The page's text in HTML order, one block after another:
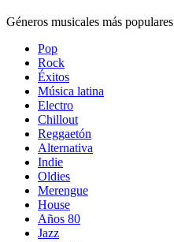
Géneros musicales más populares
Pop
Rock
Éxitos
Música latina
Electro
Chillout
Reggaetón
Alternativa
Indie
Oldies
Merengue
House
Años 80
Jazz